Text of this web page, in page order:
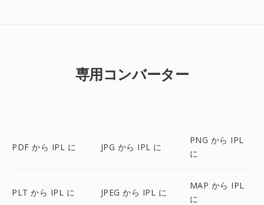
専用コンバーター
PDF から IPL に JPG から IPL に
PNG から IPL
に
PLT から IPL に JPEG から IPL に
MAP から IPL
に